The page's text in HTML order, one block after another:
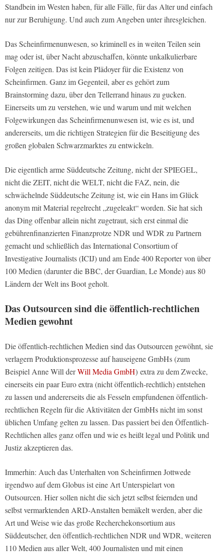
Standbein im Westen haben, für alle Fälle, für das Alter und einfach
nur zur Beruhigung. Und auch zum Angeben unter ihresgleichen.
Das Scheinfirmenunwesen, so kriminell es in weiten Teilen sein
mag oder ist, über Nacht abzuschaffen, könnte unkalkulierbare
Folgen zeitigen. Das ist kein Plädoyer für die Existenz von
Scheinfirmen. Ganz im Gegenteil, aber es gehört zum
Brainstorming dazu, über den Tellerrand hinaus zu gucken.
Einerseits um zu verstehen, wie und warum und mit welchen
Folgewirkungen das Scheinfirmenunwesen ist, wie es ist, und
andererseits, um die richtigen Strategien für die Beseitigung des
großen globalen Schwarzmarktes zu entwickeln.
Die eigentlich arme Süddeutsche Zeitung, nicht der SPIEGEL,
nicht die ZEIT, nicht die WELT, nicht die FAZ, nein, die
schwächelnde Süddeutsche Zeitung ist, wie ein Hans im Glück
anonym mit Material regelrecht „zugeleakt“ worden. Sie hat sich
das Ding offenbar allein nicht zugetraut, sich erst einmal die
gebührenfinanzierten Finanzprotze NDR und WDR zu Partnern
gemacht und schließlich das International Consortium of
Investigative Journalists (ICIJ) und am Ende 400 Reporter von über
100 Medien (darunter die BBC, der Guardian, Le Monde) aus 80
Ländern der Welt ins Boot geholt.
Das Outsourcen sind die öffentlich-rechtlichen
Medien gewohnt
Die öffentlich-rechtlichen Medien sind das Outsourcen gewöhnt, sie
verlagern Produktionsprozesse auf hauseigene GmbHs (zum
Beispiel Anne Will derWill Media GmbH) extra zu dem Zwecke,
einerseits ein paar Euro extra (nicht öffentlich-rechtlich) entstehen
zu lassen und andererseits die als Fesseln empfundenen öffentlich-
rechtlichen Regeln für die Aktivitäten der GmbHs nicht im sonst
üblichen Umfang gelten zu lassen. Das passiert bei den Öffentlich-
Rechtlichen alles ganz offen und wie es heißt legal und Politik und
Justiz akzeptieren das.
Immerhin: Auch das Unterhalten von Scheinfirmen Jottwede
irgendwo auf dem Globus ist eine Art Unterspielart von
Outsourcen. Hier sollen nicht die sich jetzt selbst feiernden und
selbst vermarktenden ARD-Anstalten bemäkelt werden, aber die
Art und Weise wie das große Recherchekonsortium aus
Süddeutscher, den öffentlich-rechtlichen NDR und WDR, weiteren
110 Medien aus aller Welt, 400 Journalisten und mit einen